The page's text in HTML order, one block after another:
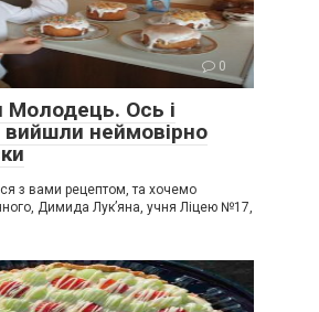
0
Молодець. Ось і
вийшли неймовірно
з вами рецептом, та хочемо
Димида Лук’яна, учня Ліцею №17,